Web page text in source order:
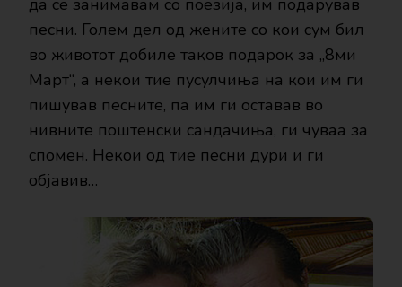
да се занимавам со поезија, им подарував
песни. Голем дел од жените со кои сум бил
во животот добиле таков подарок за „8ми
Март“, а некои тие пусулчиња на кои им ги
пишував песните, па им ги оставав во
нивните поштенски сандачиња, ги чуваа за
спомен. Некои од тие песни дури и ги
објавив…